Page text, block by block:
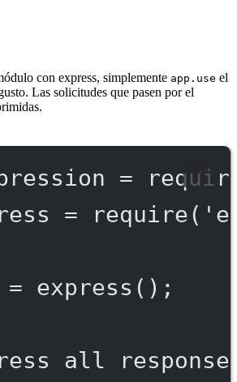
con express, simplemente app.use el
Las solicitudes que pasen por el
=
= require(
= express ();
all